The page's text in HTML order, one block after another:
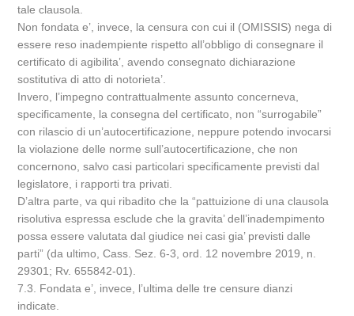
tale clausola.
Non fondata e’, invece, la censura con cui il (OMISSIS) nega di
essere reso inadempiente rispetto all’obbligo di consegnare il
certificato di agibilita’, avendo consegnato dichiarazione
sostitutiva di atto di notorieta’.
Invero, l’impegno contrattualmente assunto concerneva,
specificamente, la consegna del certificato, non “surrogabile”
con rilascio di un’autocertificazione, neppure potendo invocarsi
la violazione delle norme sull’autocertificazione, che non
concernono, salvo casi particolari specificamente previsti dal
legislatore, i rapporti tra privati.
D’altra parte, va qui ribadito che la “pattuizione di una clausola
risolutiva espressa esclude che la gravita’ dell’inadempimento
possa essere valutata dal giudice nei casi gia’ previsti dalle
parti” (da ultimo, Cass. Sez. 6-3, ord. 12 novembre 2019, n.
29301; Rv. 655842-01).
7.3. Fondata e’, invece, l’ultima delle tre censure dianzi
indicate.